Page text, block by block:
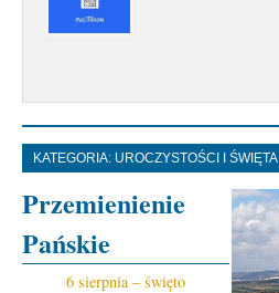
KATEGORIA: UROCZYSTOŚCI I ŚWIĘTA
Przemienienie
Pańskie
6 sierpnia – święto